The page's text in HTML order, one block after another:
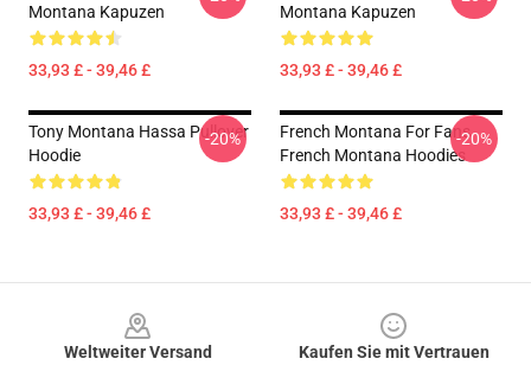
Montana Kapuzen
33,93 £ - 39,46 £
Montana Kapuzen
33,93 £ - 39,46 £
Tony Montana Hassa Pullover
Hoodie
33,93 £ - 39,46 £
-20%
French Montana For Fans
French Montana Hoodies
33,93 £ - 39,46 £
-20%
Weltweiter Versand
Kaufen Sie mit Vertrauen